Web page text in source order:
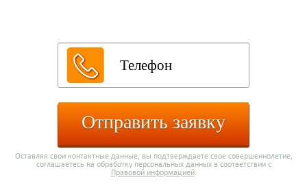
Отправить заявку
Оставляя свои контактные данные, вы подтверждаете свое совершеннолетие,
соглашаетесь на обработку персональных данных в соответствии с
Правовой информацией.